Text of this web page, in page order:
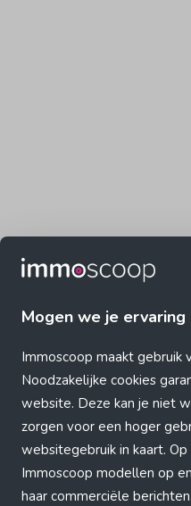
Mogen we je ervaring
Immoscoop maakt gebruik
Noodzakelijke cookies
website. Deze kan je niet
zorgen voor een hoger
websitegebruik in kaart.
Immoscoop modellen op
haar commerciële
Application error: a client-side
browser console for more